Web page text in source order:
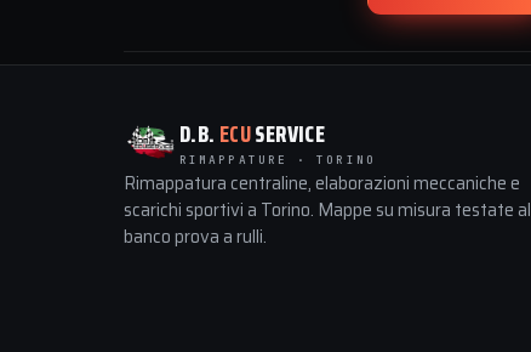
D.B. ECUSERVICE
RIMAPPATURE · TORINO
Rimappatura centraline, elaborazioni meccaniche e
scarichi sportivi a Torino. Mappe su misura testate al
banco prova a rulli.